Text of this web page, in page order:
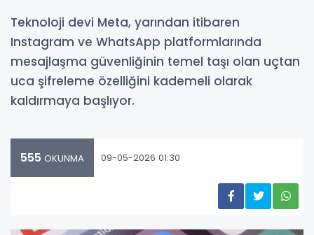
Teknoloji devi Meta, yarından itibaren
Instagram ve WhatsApp platformlarında
mesajlaşma güvenliğinin temel taşı olan uçtan
uca şifreleme özelliğini kademeli olarak
kaldırmaya başlıyor.
555 OKUNMA 09-05-2026 01:30